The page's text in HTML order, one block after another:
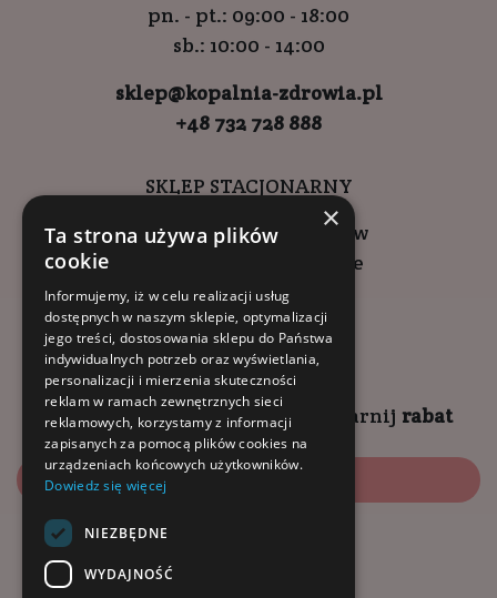
pn. - pt.: 09:00 - 18:00
sb.: 10:00 - 14:00
sklep@kopalnia-zdrowia.pl
+48 732 728 888
SKLEP STACJONARNY
ul. Wadowicka 6, Kraków
Kompleks Buma Square
godziny otwarcia:
9:00 - 18:00 (pon-pt)
10:00 - 14:00 (sob)
Zapisz się naNEWSLETTER zgarnij rabat
Zapisz się
×
Ta strona używa plików
cookie
Informujemy, iż w celu realizacji usług
dostępnych w naszym sklepie, optymalizacji
jego treści, dostosowania sklepu do Państwa
indywidualnych potrzeb oraz wyświetlania,
personalizacji i mierzenia skuteczności
reklam w ramach zewnętrznych sieci
reklamowych, korzystamy z informacji
zapisanych za pomocą plików cookies na
urządzeniach końcowych użytkowników.
Dowiedz się więcej
NIEZBĘDNE
WYDAJNOŚĆ